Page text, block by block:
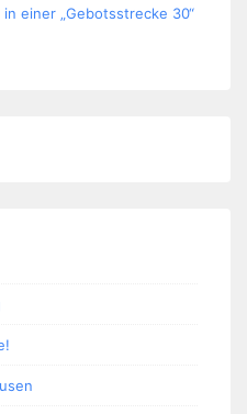
einer „Gebotsstrecke 30“